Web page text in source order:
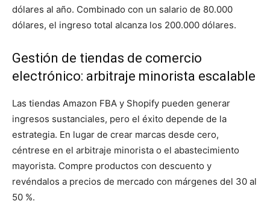
dólares al año. Combinado con un salario de 80.000
dólares, el ingreso total alcanza los 200.000 dólares.
Gestión de tiendas de comercio
electrónico: arbitraje minorista escalable
Las tiendas Amazon FBA y Shopify pueden generar
ingresos sustanciales, pero el éxito depende de la
estrategia. En lugar de crear marcas desde cero,
céntrese en el arbitraje minorista o el abastecimiento
mayorista. Compre productos con descuento y
revéndalos a precios de mercado con márgenes del 30 al
50 %.